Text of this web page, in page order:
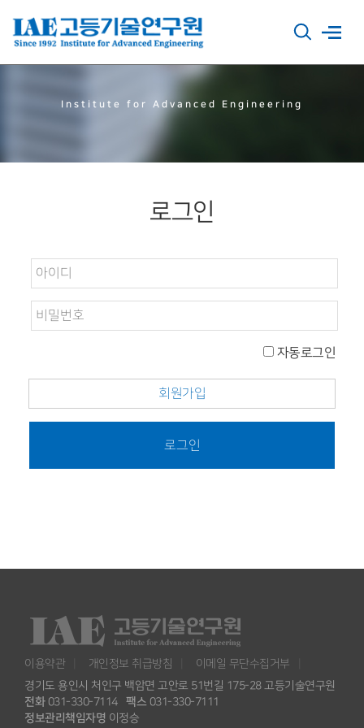
Institute for Advanced Engineering
로그인
자동로그인
회원가입
로그인
이용약관 개인정보 취급방침
이메일 무단수집거부
경기도 용인시 처인구 백암면 고안로 51번길 175-28 고등기술연구원
전화031-330-7114 팩스031-330-7111
정보관리책임자명 이정승